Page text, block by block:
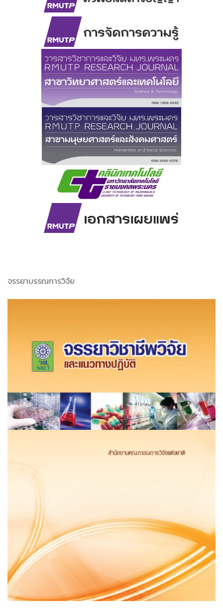
จรรยาบรรณการวิจัย